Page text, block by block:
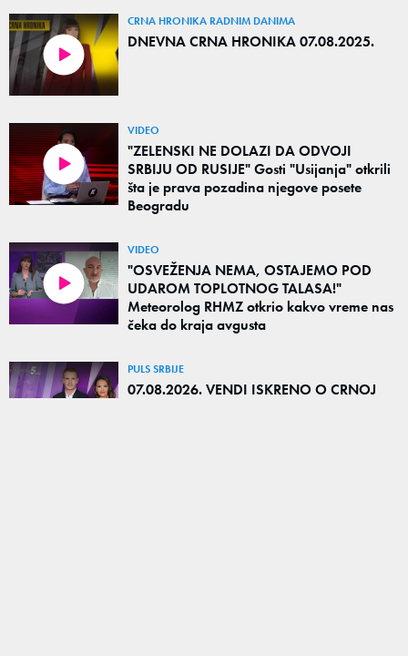
CRNA HRONIKA RADNIM DANIMA
DNEVNA CRNA HRONIKA 07.08.2025.
VIDEO
"ZELENSKI NE DOLAZI DA ODVOJI
SRBIJU OD RUSIJE" Gosti "Usijanja" otkrili
šta je prava pozadina njegove posete
Beogradu
VIDEO
"OSVEŽENJA NEMA, OSTAJEMO POD
UDAROM TOPLOTNOG TALASA!"
Meteorolog RHMZ otkrio kakvo vreme nas
čeka do kraja avgusta
PULS SRBIJE
07.08.2026. VENDI ISKRENO O CRNOJ